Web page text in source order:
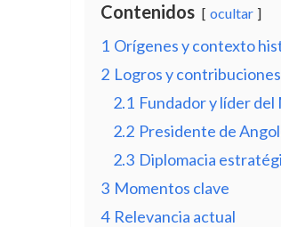
Contenidos ocultar
1 Orígenes y contexto
2 Logros y contribuciones
2.1 Fundador y líder del
2.2 Presidente de
2.3 Diplomacia
3 Momentos clave
4 Relevancia actual